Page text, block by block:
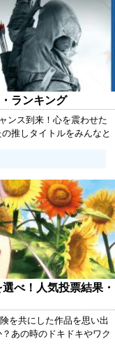
ランキング
ンス到来！心を震わせた
推しタイトルをみんなと
一緒に盛り上げよう！
べ！人気投票結果・
を共にした作品を思い出
あの時のドキドキやワク